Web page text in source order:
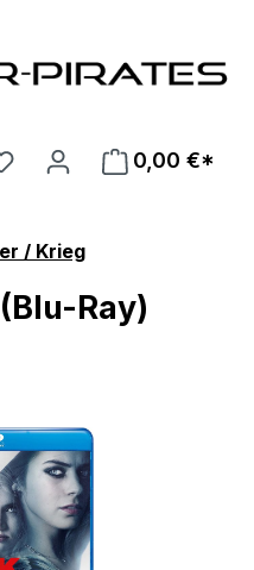
0,00 €*
/ Krieg
Ray)